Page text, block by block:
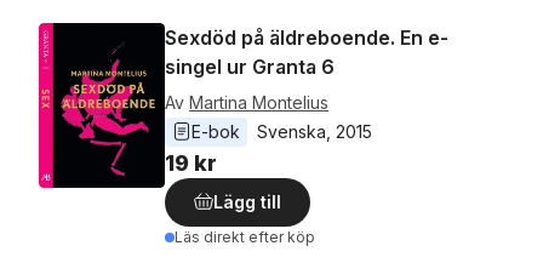
Sexdöd på äldreboende. En e-
singel ur Granta 6
Av Martina Montelius
E-bok
Svenska 2015
19 kr
Lägg till
Läs direkt efter köp